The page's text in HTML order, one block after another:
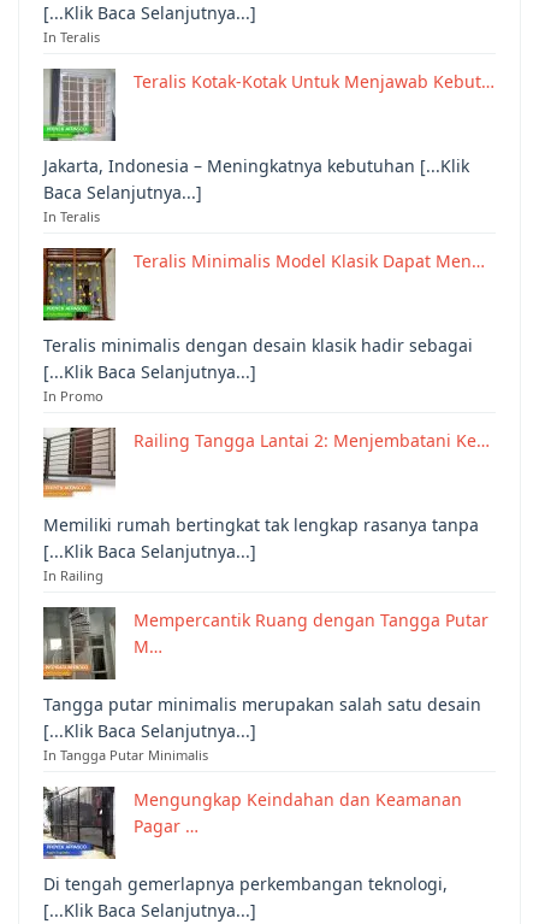
[...Klik Baca Selanjutnya...]
In Teralis
Teralis Kotak-Kotak Untuk Menjawab Kebut…
Jakarta, Indonesia – Meningkatnya kebutuhan [...Klik
Baca Selanjutnya...]
In Teralis
Teralis Minimalis Model Klasik Dapat Men…
Teralis minimalis dengan desain klasik hadir sebagai
[...Klik Baca Selanjutnya...]
In Promo
Railing Tangga Lantai 2: Menjembatani Ke…
Memiliki rumah bertingkat tak lengkap rasanya tanpa
[...Klik Baca Selanjutnya...]
In Railing
Mempercantik Ruang dengan Tangga Putar
M…
Tangga putar minimalis merupakan salah satu desain
[...Klik Baca Selanjutnya...]
In Tangga Putar Minimalis
Mengungkap Keindahan dan Keamanan
Pagar …
Di tengah gemerlapnya perkembangan teknologi,
[...Klik Baca Selanjutnya...]